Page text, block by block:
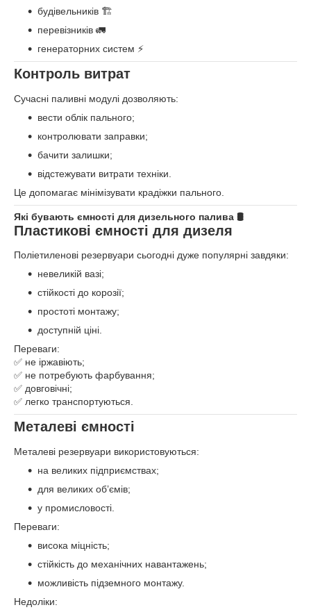
будівельників 🏗️
перевізників 🚛
генераторних систем ⚡
Контроль витрат
Сучасні паливні модулі дозволяють:
вести облік пального;
контролювати заправки;
бачити залишки;
відстежувати витрати техніки.
Це допомагає мінімізувати крадіжки пального.
Які бувають ємності для дизельного палива 🛢️
Пластикові ємності для дизеля
Поліетиленові резервуари сьогодні дуже популярні завдяки:
невеликій вазі;
стійкості до корозії;
простоті монтажу;
доступній ціні.
Переваги:
✅ не іржавіють;
✅ не потребують фарбування;
✅ довговічні;
✅ легко транспортуються.
Металеві ємності
Металеві резервуари використовуються:
на великих підприємствах;
для великих об’ємів;
у промисловості.
Переваги:
висока міцність;
стійкість до механічних навантажень;
можливість підземного монтажу.
Недоліки: